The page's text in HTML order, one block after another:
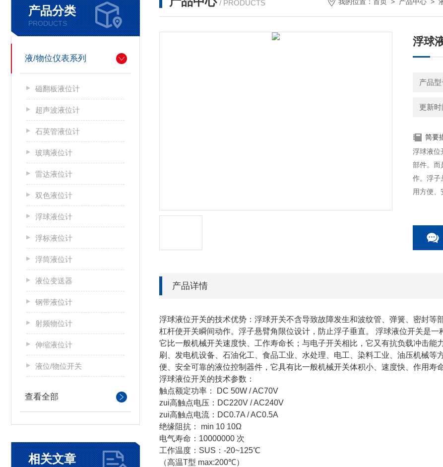
产品分类
PRODUCTS
液/物位仪表系列
磁翻板液位计
超声波液位计
石英管液位计
玻璃液位计
雷达液位计
双色液位计
浮球液位计
浮标液位计
浮筒液位计
液位变送器
钢带液位计
射频物位计
伸缩液位计
液位/物位开关
查看全部
相关文章
/ PRODUCTS
浮球
产品型
更新
简要
浮球液位
部件。而
作。浮子
用方便、
产品详情
浮球液位开关的技术优势：浮球开关不含导致故障发生和波纹管、弹簧、密封
杠杆使开关瞬间动作。浮子悬臂角限位设计，防止浮子垂直。 浮球液位开关是一
它比一般机械开关速度快、工作寿命长；与电子开关相比，它又有抗负载冲击
刷、发电机设备、石油化工、食品工业、水处理、电工、染料工业、油压机械
便、安全可靠的液位控制器件，它具有比一般机械开关体积小、速度快、作用寿
浮球液位开关的技术参数：
触点额定功率： DC 50W / AC70V
zui高触点电压：DC220V / AC240V
zui高触点电流：DC0.7A / AC0.5A
绝缘阻抗： min 10 10Ω
电气寿命：10000000 次
工作温度：SUS：-20~125℃
（高温T型 max:200℃）